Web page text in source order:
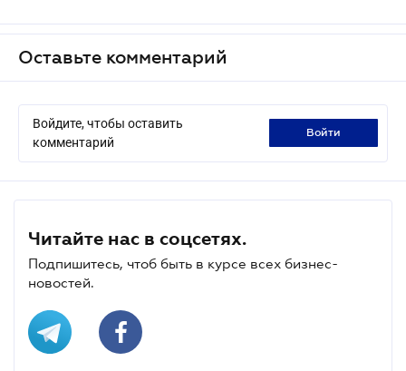
Оставьте комментарий
Войдите, чтобы оставить
комментарий
войти
Читайте нас в соцсетях.
Подпишитесь, чтоб быть в курсе всех бизнес-
новостей.